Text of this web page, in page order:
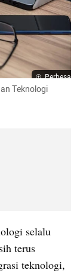
Perbesar
Teknologi
selalu
terus
teknologi,